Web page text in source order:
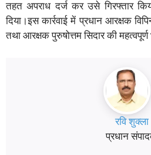
तहत अपराध दर्ज कर उसे गिरफ्तार
दिया।इस कार्रवाई में प्रधान आरक्षक
तथा आरक्षक पुरुषोत्तम सिदार की महत्वपूर्ण
रवि शुक्ला
प्रधान